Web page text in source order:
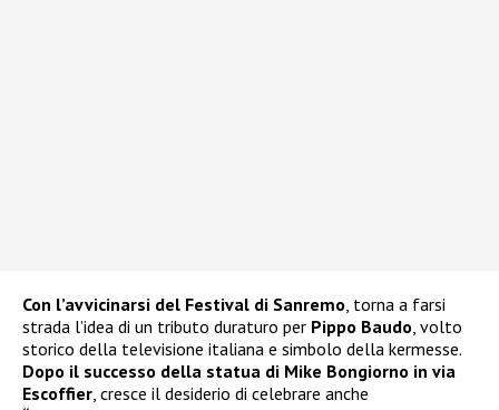
Con l’avvicinarsi del Festival di Sanremo , torna a farsi
strada l’idea di un tributo duraturo per Pippo Baudo , volto
storico della televisione italiana e simbolo della kermesse.
Dopo il successo della statua di Mike Bongiorno in via
Escoffier , cresce il desiderio di celebrare anche